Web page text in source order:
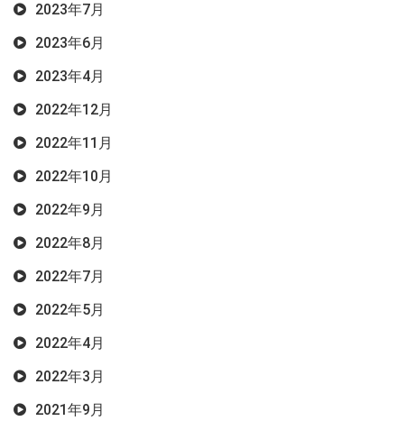
2023年7月
2023年6月
2023年4月
2022年12月
2022年11月
2022年10月
2022年9月
2022年8月
2022年7月
2022年5月
2022年4月
2022年3月
2021年9月